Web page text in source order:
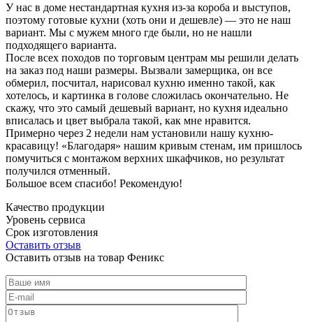
У нас в доме нестандартная кухня из-за короба и выступов,
поэтому готовые кухни (хоть они и дешевле) — это не наш
вариант. Мы с мужем много где были, но не нашли
подходящего варианта.
После всех походов по торговым центрам мы решили делать
на заказ под наши размеры. Вызвали замерщика, он все
обмерил, посчитал, нарисовал кухню именно такой, как
хотелось, и картинка в голове сложилась окончательно. Не
скажу, что это самый дешевый вариант, но кухня идеально
вписалась и цвет выбрала такой, как мне нравится.
Примерно через 2 недели нам установили нашу кухню-
красавицу! «Благодаря» нашим кривым стенам, им пришлось
помучиться с монтажом верхних шкафчиков, но результат
получился отменный.
Большое всем спасибо! Рекомендую!
Качество продукции
Уровень сервиса
Срок изготовления
Оставить отзыв
Оставить отзыв на товар Феникс